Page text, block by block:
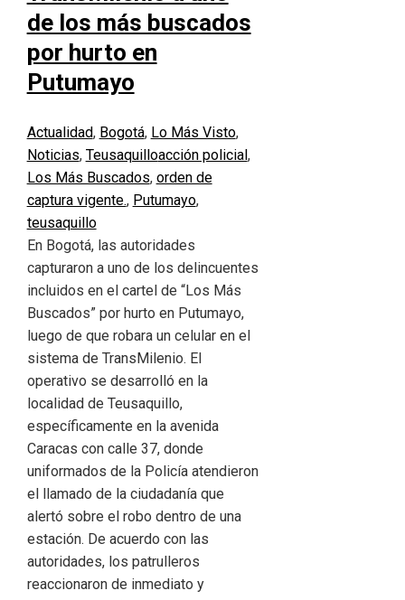
de los más buscados
por hurto en
Putumayo
Actualidad, Bogotá, Lo Más Visto,
Noticias, Teusaquilloacción policial ,
Los Más Buscados, orden de
captura vigente., Putumayo,
teusaquillo
En Bogotá, las autoridades
capturaron a uno de los delincuentes
incluidos en el cartel de “Los Más
Buscados” por hurto en Putumayo,
luego de que robara un celular en el
sistema de TransMilenio. El
operativo se desarrolló en la
localidad de Teusaquillo,
específicamente en la avenida
Caracas con calle 37, donde
uniformados de la Policía atendieron
el llamado de la ciudadanía que
alertó sobre el robo dentro de una
estación. De acuerdo con las
autoridades, los patrulleros
reaccionaron de inmediato y